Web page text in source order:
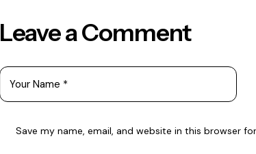
Leave a Comment
Save my name, email, and website in this browser